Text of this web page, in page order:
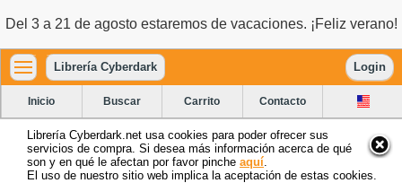
Del 3 a 21 de agosto estaremos de vacaciones. ¡Feliz verano!
Librería Cyberdark Login
Inicio Buscar Carrito Contacto
Librería Cyberdark.net usa cookies para poder ofrecer sus
servicios de compra. Si desea más información acerca de qué
son y en qué le afectan por favor pinche aquí
El uso de nuestro sitio web implica la aceptación de estas cookies.